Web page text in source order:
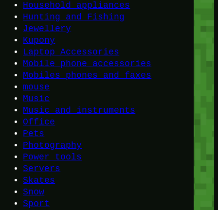
Household appliances
Hunting and Fishing
Jewellery
Kupony
Laptop Accessories
Mobile phone accessories
Mobiles phones and faxes
mouse
Music
Music and instruments
Office
Pets
Photography
Power tools
Servers
Skates
Snow
Sport